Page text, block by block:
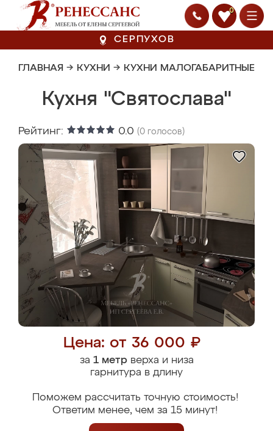
0
СЕРПУХОВ
ГЛАВНАЯ → КУХНИ → КУХНИ МАЛОГАБАРИТНЫЕ
Кухня "Святослава"
Рейтинг: 0.0 (0 голосов)
Цена: от 36 000 ₽
за 1 метрверха и низа
гарнитура в длину
Поможем рассчитать точную стоимость!
Ответим менее, чем за 15 минут!